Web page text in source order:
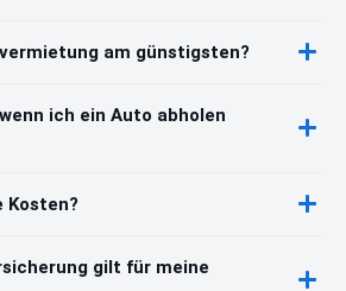
am günstigsten?
ich ein Auto abholen
Kosten?
gilt für meine